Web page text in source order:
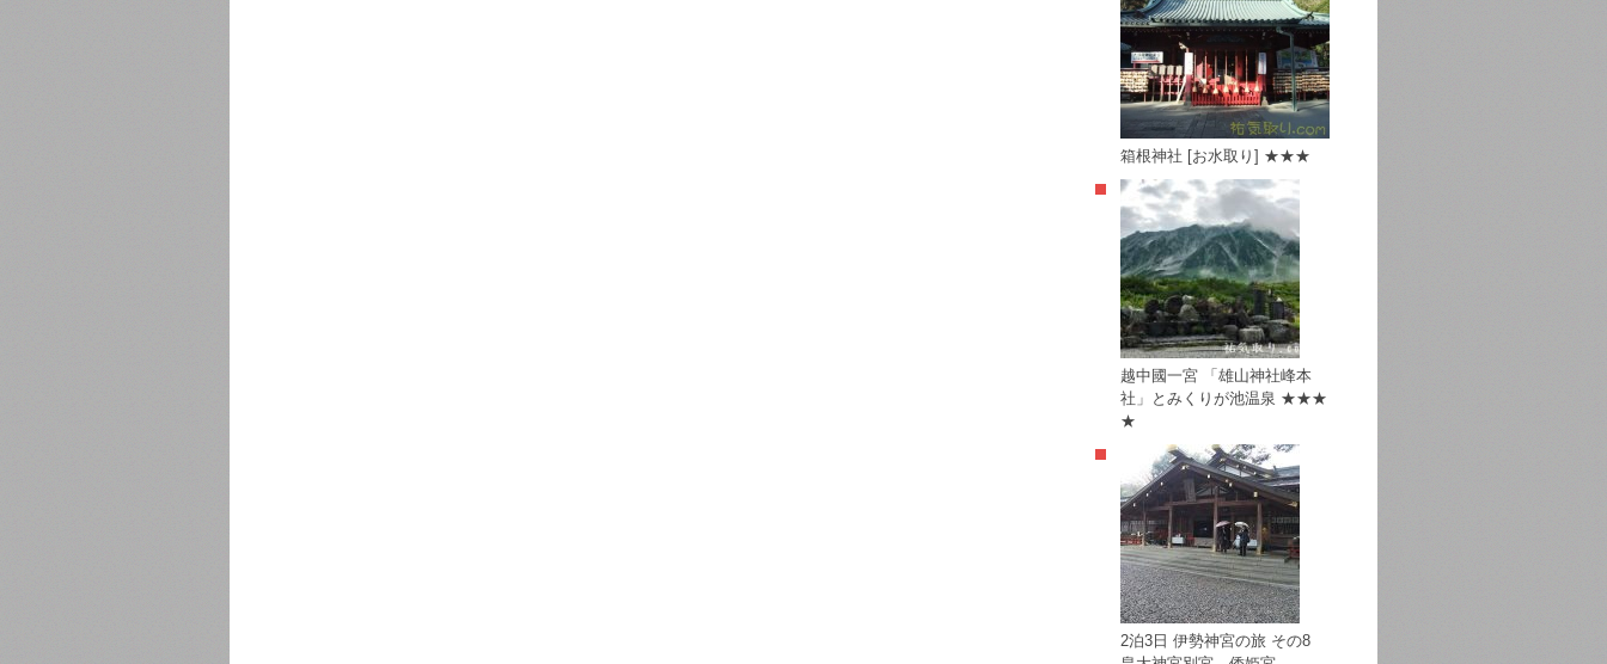
箱根神社 [お水取り] ★★★
越中國一宮 「雄山神社峰本
社」とみくりが池温泉 ★★★
★
2泊3日 伊勢神宮の旅 その8